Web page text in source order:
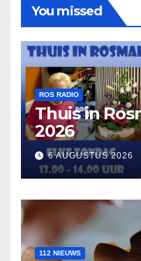
You missed
ROS RADIO
Thuis in
2026
6 AUGUSTUS 2026
112 NIEUWS